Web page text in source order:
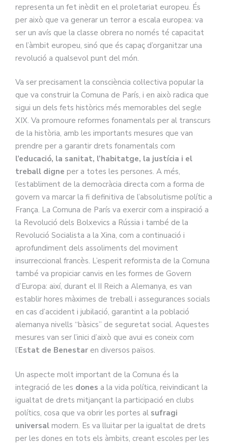
representa un fet inèdit en el proletariat europeu. És
per això que va generar un terror a escala europea: va
ser un avís que la classe obrera no només té capacitat
en l’àmbit europeu, sinó que és capaç d’organitzar una
revolució a qualsevol punt del món.
Va ser precisament la consciència col·lectiva popular la
que va construir la Comuna de París, i en això radica que
sigui un dels fets històrics més memorables del segle
XIX. Va promoure reformes fonamentals per al transcurs
de la història, amb les importants mesures que van
prendre per a garantir drets fonamentals com
l’educació, la sanitat, l’habitatge, la justícia i el
treball digne per a totes les persones. A més,
l’establiment de la democràcia directa com a forma de
govern va marcar la fi definitiva de l’absolutisme polític a
França. La Comuna de París va exercir com a inspiració a
la Revolució dels Bolxevics a Rússia i també de la
Revolució Socialista a la Xina, com a continuació i
aprofundiment dels assoliments del moviment
insurreccional francès. L’esperit reformista de la Comuna
també va propiciar canvis en les formes de Govern
d’Europa: així, durant el II Reich a Alemanya, es van
establir hores màximes de treball i assegurances socials
en cas d’accident i jubilació, garantint a la població
alemanya nivells “bàsics” de seguretat social. Aquestes
mesures van ser l’inici d’això que avui es coneix com
l’Estat de Benestar en diversos països.
Un aspecte molt important de la Comuna és la
integració de les dones a la vida política, reivindicant la
igualtat de drets mitjançant la participació en clubs
polítics, cosa que va obrir les portes al sufragi
universal modern. Es va lluitar per la igualtat de drets
per les dones en tots els àmbits, creant escoles per les